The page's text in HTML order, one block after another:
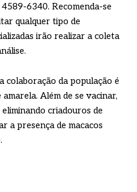
6340. Recomenda-se
qualquer tipo de
irão realizar a coleta
colaboração da população é
Além de se vacinar,
criadouros de
a presença de macacos